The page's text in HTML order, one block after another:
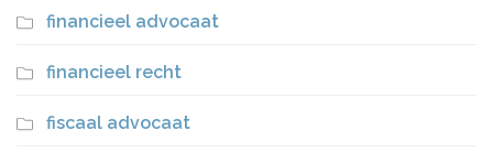
financieel advocaat
financieel recht
fiscaal advocaat